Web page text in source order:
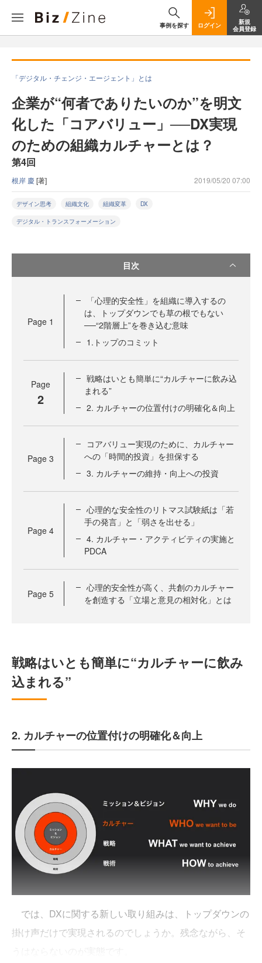
事例を探す ログイン
新規
会員登録
「デジタル・チェンジ・エージェント」とは
企業が“何者でありたいのか”を明文
化した「コアバリュー」──DX実現
のための組織カルチャーとは？
第4回
根岸 慶 [著] 2019/05/20 07:00
デザイン思考 組織文化 組織変革 DX
デジタル・トランスフォーメーション
目次
Page 1
「心理的安全性」を組織に導入するの
は、トップダウンでも草の根でもない
──“2階層上”を巻き込む意味
1.トップのコミット
Page
2
戦略はいとも簡単に“カルチャーに飲み込
まれる”
2. カルチャーの位置付けの明確化＆向上
Page 3
コアバリュー実現のために、カルチャー
への「時間的投資」を担保する
3. カルチャーの維持・向上への投資
Page 4
心理的な安全性のリトマス試験紙は「若
手の発言」と「弱さを出せる」
4. カルチャー・アクティビティの実施と
PDCA
Page 5
心理的安全性が高く、共創のカルチャー
を創造する「立場と意見の相対化」とは
戦略はいとも簡単に“カルチャーに飲み
込まれる”
2. カルチャーの位置付けの明確化＆向上
では、DXに関する新しい取り組みは、トップダウンの
掛け声だけで実現されるのでしょうか。残念ながら、そ